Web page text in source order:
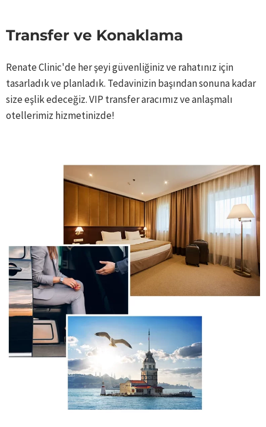
Transfer ve Konaklama ​
Renate Clinic'de her şeyi güvenliğiniz ve rahatınız için
tasarladık ve planladık. Tedavinizin başından sonuna kadar
size eşlik edeceğiz. VIP transfer aracımız ve anlaşmalı
otellerimiz hizmetinizde! ​